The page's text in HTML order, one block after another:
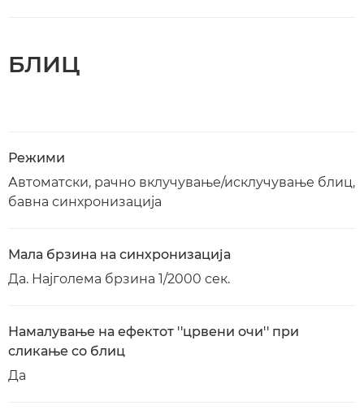
БЛИЦ
Режими
Автоматски, рачно вклучување/исклучување блиц,
бавна синхронизација
Мала брзина на синхронизација
Да. Најголема брзина 1/2000 сек.
Намалување на ефектот ''црвени очи'' при
сликање со блиц
Да